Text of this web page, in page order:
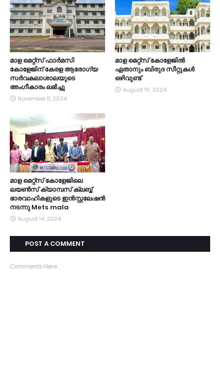
മാള മെറ്റ്സ് ഫാർമസി
കോളേജിന് കേരള ആരോഗ്യ
സർവകലാശാലയുടെ
അംഗീകാരം ലഭിച്ചു
November 11, 2024
മാള മെറ്റ്സ് കോളേജിൽ
ഏതാനും ബിരുദ സീറ്റുകൾ
ഒഴിവുണ്ട്
August 19, 2024
മാള മെറ്റ്സ് കോളേജിലെ
ലയൺസ് ക്യാമ്പസ് ക്ലബ്ബ്
ഭാരവാഹികളുടെ ഇൻസ്റ്റലേഷൻ
നടന്നു Mets mala
August 14, 2024
POST A COMMENT
Comments Here